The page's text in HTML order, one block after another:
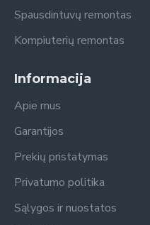
Spausdintuvų remontas
Kompiuterių remontas
Informacija
Apie mus
Garantijos
Prekių pristatymas
Privatumo politika
Sąlygos ir nuostatos